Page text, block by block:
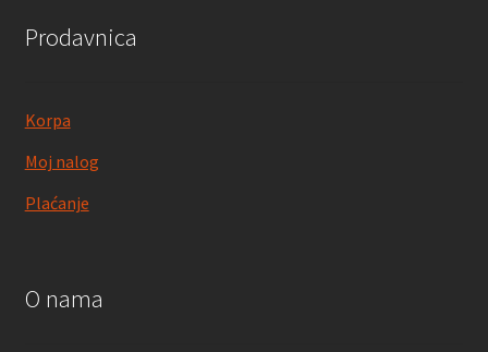
Prodavnica
Korpa
Moj nalog
Plaćanje
O nama